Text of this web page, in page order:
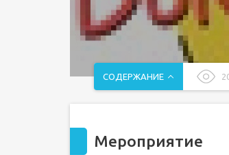
СОДЕРЖАНИЕ
Андрей гуляев об изучении
Мероприятие